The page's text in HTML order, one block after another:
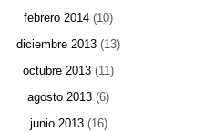
febrero 2014 (10)
diciembre 2013 (13)
octubre 2013 (11)
agosto 2013 (6)
junio 2013(16)